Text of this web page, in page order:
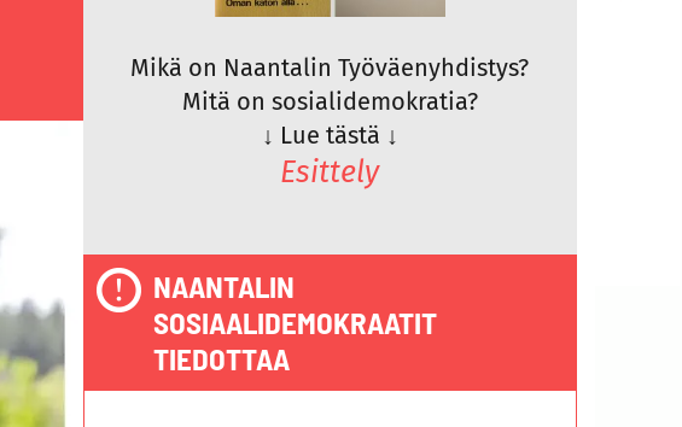
Mikä on Naantalin Työväenyhdistys?
Mitä on sosialidemokratia?
↓ Lue tästä ↓
Esittely
NAANTALIN
SOSIAALIDEMOKRAATIT
TIEDOTTAA